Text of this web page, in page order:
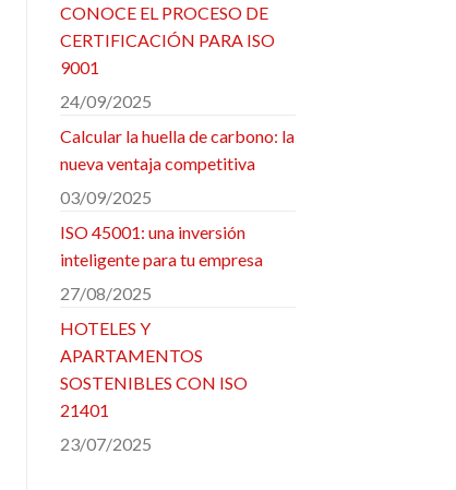
CONOCE EL PROCESO DE
CERTIFICACIÓN PARA ISO
9001
24/09/2025
Calcular la huella de carbono: la
nueva ventaja competitiva
03/09/2025
ISO 45001: una inversión
inteligente para tu empresa
27/08/2025
HOTELES Y
APARTAMENTOS
SOSTENIBLES CON ISO
21401
23/07/2025